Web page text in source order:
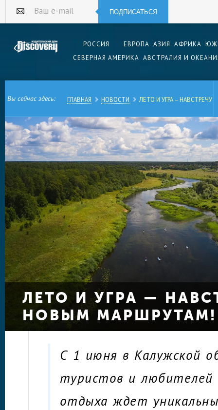
Ваш e-mail ПОДПИСАТЬСЯ
РОССИЯ ЕВРОПА АЗИЯ АФРИКА
СЕВЕРНАЯ АМЕРИКА АВСТРАЛИЯ И
Вы сейчас здесь: ГЛАВНАЯ НОВОСТИ ЛЕТО И УГРА —
ЛЕТО И УГРА —
НОВЫМ МАРШРУТАМ!
С 1 июня в Калужской
туристов и любителей
отдыха ждет